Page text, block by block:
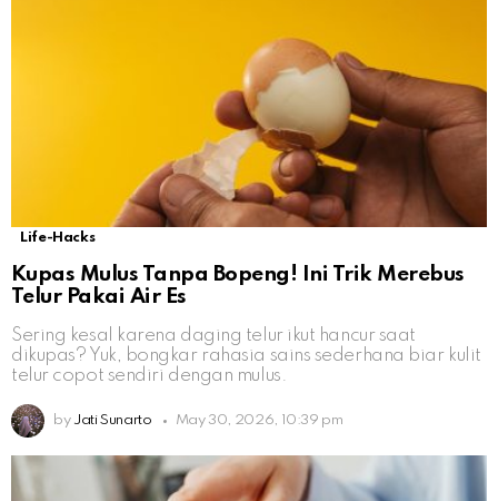
Life-Hacks
Kupas Mulus Tanpa Bopeng! Ini Trik Merebus
Telur Pakai Air Es
Sering kesal karena daging telur ikut hancur saat
dikupas? Yuk, bongkar rahasia sains sederhana biar kulit
telur copot sendiri dengan mulus.
by Jati Sunarto May 30, 2026, 10:39 pm